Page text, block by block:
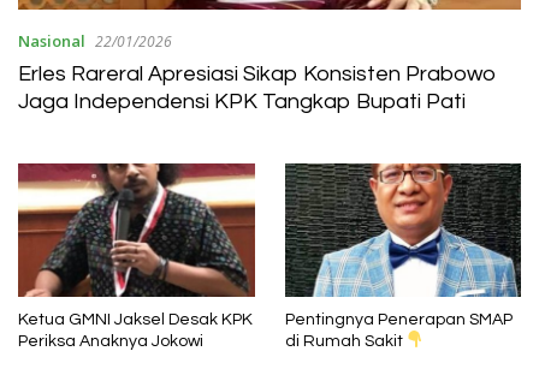
Nasional 22/01/2026
Erles Rareral Apresiasi Sikap Konsisten Prabowo
Jaga Independensi KPK Tangkap Bupati Pati
Ketua GMNI Jaksel Desak KPK
Periksa Anaknya Jokowi
Pentingnya Penerapan SMAP
di Rumah Sakit